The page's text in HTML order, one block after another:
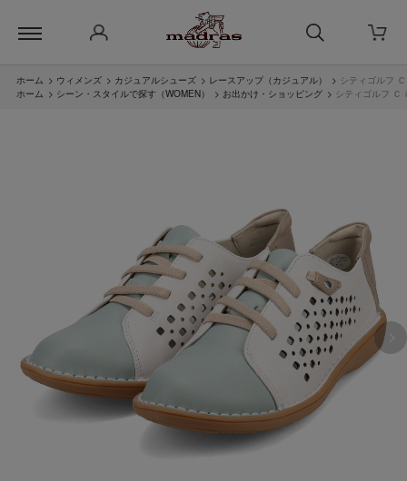
ホーム > ウィメンズ > カジュアルシューズ > レースアップ（カジュアル） > シティゴルフ
ホーム > シーン・スタイルで探す（WOMEN） > お出かけ・ショッピング > シティゴルフ